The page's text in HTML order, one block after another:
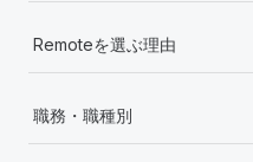
Remoteを選ぶ理由
職務・職種別